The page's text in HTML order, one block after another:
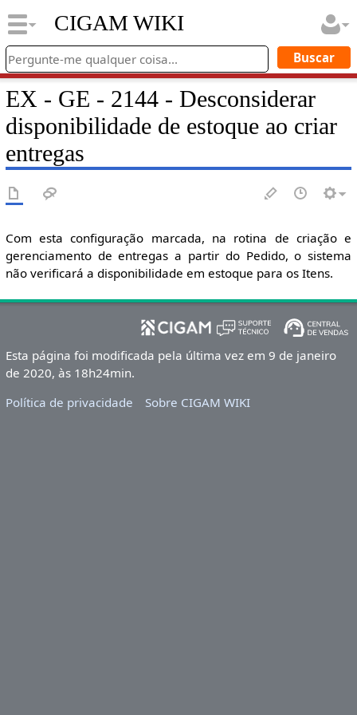
CIGAM WIKI
EX - GE - 2144 - Desconsiderar
disponibilidade de estoque ao criar
entregas
Com esta configuração marcada, na rotina de criação e
gerenciamento de entregas a partir do Pedido, o sistema
não verificará a disponibilidade em estoque para os Itens.
Esta página foi modificada pela última vez em 9 de janeiro
de 2020, às 18h24min.
Política de privacidade
Sobre CIGAM WIKI